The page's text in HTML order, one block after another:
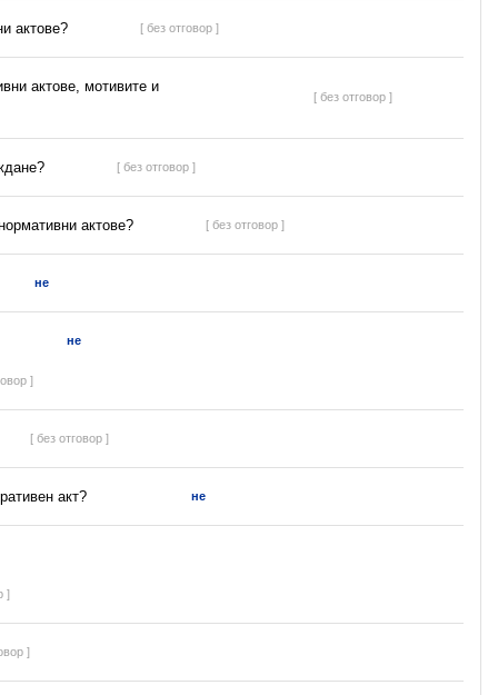
актове? [ без отговор ]
актове, мотивите и
[ без отговор ]
[ без отговор ]
актове? [ без отговор ]
не
не
]
[ без отговор ]
акт? не
]
]